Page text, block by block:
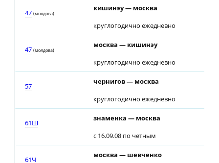
47 (молдова)
кишинэу — москва
круглогодично ежедневно
47 (молдова)
москва — кишинэу
круглогодично ежедневно
57
чернигов — москва
круглогодично ежедневно
61Ш
знаменка — москва
с 16.09.08 по четным
61Ч
москва — шевченко